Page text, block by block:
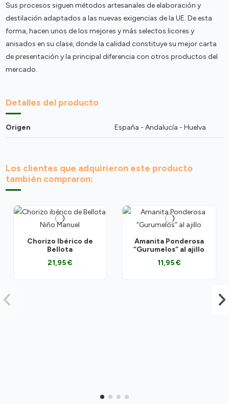
Sus procesos siguen métodos artesanales de elaboración y
destilación adaptados a las nuevas exigencias de la UE. De esta
forma, hacen unos de los mejores y más selectos licores y
anisados en su clase, donde la calidad constituye su mejor carta
de presentación y la principal diferencia con otros productos del
mercado.
Detalles del producto
Origen España - Andalucía - Huelva
Los clientes que adquirieron este producto
también compraron:
Chorizo Ibérico de
Bellota
21,95 €
Amanita Ponderosa
“Gurumelos“ al ajillo
11,95 €